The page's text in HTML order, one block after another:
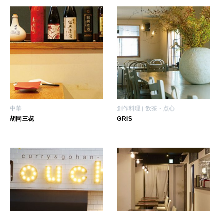
中華
胡同三㐂
創作料理 飲茶・点心
GRIS